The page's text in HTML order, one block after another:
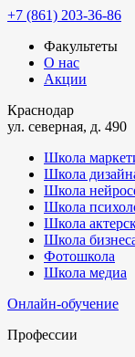
+7 (861) 203-36-86
Факультеты
О нас
Акции
Краснодар
ул. северная, д. 490
Школа
Школа
Школа
Школа
Школа
Школа
Фотошкола
Школа медиа
Онлайн-обучение
Профессии